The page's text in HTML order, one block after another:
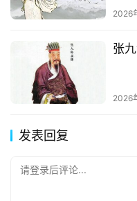
2026
张
2026
发表回复
请登录后评论...